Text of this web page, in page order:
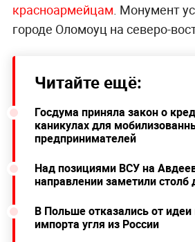
красноармейцам. Монумент
городе Оломоуц на северо-
Читайте ещё:
Госдума приняла закон о
каникулах для
предпринимателей
Над позициями ВСУ на
направлении заметили
В Польше отказались от идеи
импорта угля из России